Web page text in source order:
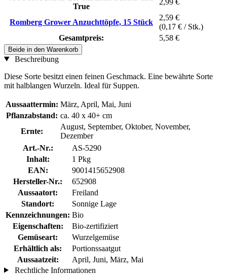
True
Romberg Grower Anzuchttöpfe, 15 Stück
2,59 €
(0,17 € / Stk.)
Gesamtpreis:
5,58 €
Beide in den Warenkorb
Beschreibung
Diese Sorte besitzt einen feinen Geschmack. Eine bewährte Sorte
mit halblangen Wurzeln. Ideal für Suppen.
Aussaattermin: März, April, Mai, Juni
Pflanzabstand: ca. 40 x 40+ cm
Ernte:
August, September, Oktober, November,
Dezember
Art.-Nr.:
AS-5290
Inhalt:
1 Pkg
EAN:
9001415652908
Hersteller-Nr.:
652908
Aussaatort:
Freiland
Standort:
Sonnige Lage
Kennzeichnungen: Bio
Eigenschaften:
Bio-zertifiziert
Gemüseart:
Wurzelgemüse
Erhältlich als:
Portionssaatgut
Aussaatzeit:
April, Juni, März, Mai
Rechtliche Informationen